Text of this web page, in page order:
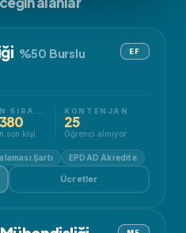
%50 Burslu EF
son kişi
KONTENJAN
25
Öğrenci alınıyor
Şartı EPDAD Akredite
Ücretler